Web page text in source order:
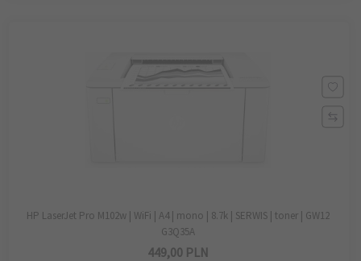
HP LaserJet Pro M102w | WiFi | A4 | mono | 8.7k | SERWIS | toner | GW12
G3Q35A
449,00 PLN